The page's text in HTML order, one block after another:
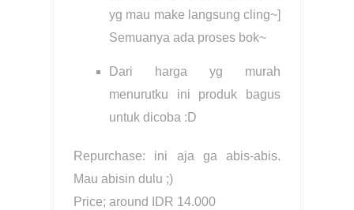
yg mau make langsung cling~]
Semuanya ada proses bok~
Dari harga yg murah
menurutku ini produk bagus
untuk dicoba :D
Repurchase: ini aja ga abis-abis.
Mau abisin dulu ;)
Price; around IDR 14.000